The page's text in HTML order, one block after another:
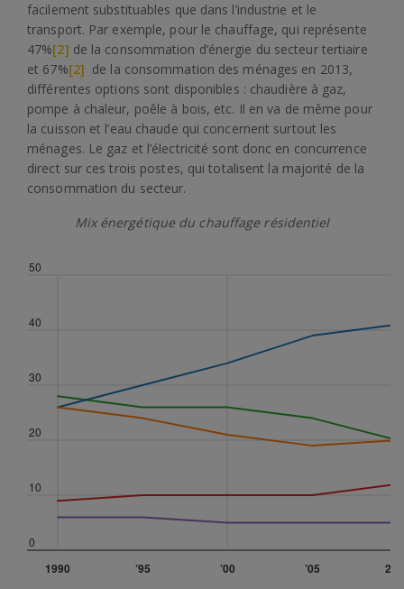
facilement substituables que dans l’industrie et le
transport. Par exemple, pour le chauffage, qui représente
47%[2] de la consommation d’énergie du secteur tertiaire
et 67%[2] de la consommation des ménages en 2013,
différentes options sont disponibles : chaudière à gaz,
pompe à chaleur, poêle à bois, etc. Il en va de même pour
la cuisson et l’eau chaude qui concernent surtout les
ménages. Le gaz et l’électricité sont donc en concurrence
direct sur ces trois postes, qui totalisent la majorité de la
consommation du secteur.
Mix énergétique du chauffage résidentiel